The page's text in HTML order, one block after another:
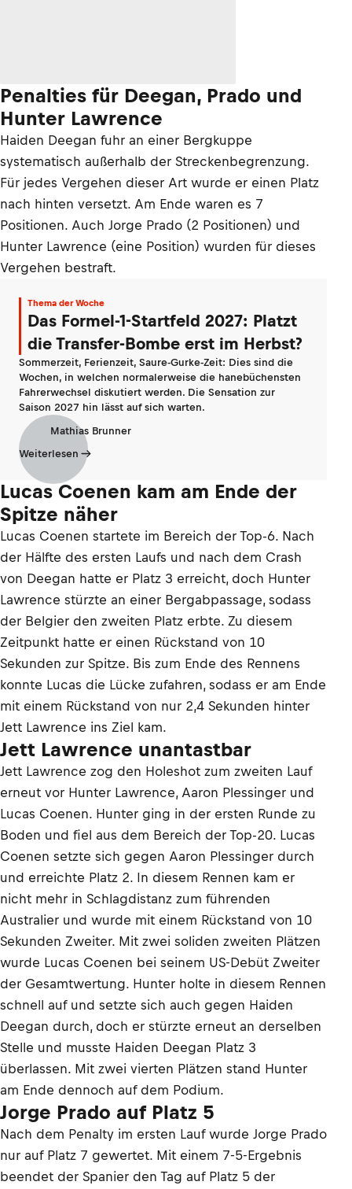
Penalties für Deegan, Prado und
Hunter Lawrence
Haiden Deegan fuhr an einer Bergkuppe
systematisch außerhalb der Streckenbegrenzung.
Für jedes Vergehen dieser Art wurde er einen Platz
nach hinten versetzt. Am Ende waren es 7
Positionen. Auch Jorge Prado (2 Positionen) und
Hunter Lawrence (eine Position) wurden für dieses
Vergehen bestraft.
Thema der Woche
Das Formel-1-Startfeld 2027: Platzt
die Transfer-Bombe erst im Herbst?
Sommerzeit, Ferienzeit, Saure-Gurke-Zeit: Dies sind die
Wochen, in welchen normalerweise die hanebüchensten
Fahrerwechsel diskutiert werden. Die Sensation zur
Saison 2027 hin lässt auf sich warten.
Mathias Brunner
Weiterlesen
Lucas Coenen kam am Ende der
Spitze näher
Lucas Coenen startete im Bereich der Top-6. Nach
der Hälfte des ersten Laufs und nach dem Crash
von Deegan hatte er Platz 3 erreicht, doch Hunter
Lawrence stürzte an einer Bergabpassage, sodass
der Belgier den zweiten Platz erbte. Zu diesem
Zeitpunkt hatte er einen Rückstand von 10
Sekunden zur Spitze. Bis zum Ende des Rennens
konnte Lucas die Lücke zufahren, sodass er am Ende
mit einem Rückstand von nur 2,4 Sekunden hinter
Jett Lawrence ins Ziel kam.
Jett Lawrence unantastbar
Jett Lawrence zog den Holeshot zum zweiten Lauf
erneut vor Hunter Lawrence, Aaron Plessinger und
Lucas Coenen. Hunter ging in der ersten Runde zu
Boden und fiel aus dem Bereich der Top-20. Lucas
Coenen setzte sich gegen Aaron Plessinger durch
und erreichte Platz 2. In diesem Rennen kam er
nicht mehr in Schlagdistanz zum führenden
Australier und wurde mit einem Rückstand von 10
Sekunden Zweiter. Mit zwei soliden zweiten Plätzen
wurde Lucas Coenen bei seinem US-Debüt Zweiter
der Gesamtwertung. Hunter holte in diesem Rennen
schnell auf und setzte sich auch gegen Haiden
Deegan durch, doch er stürzte erneut an derselben
Stelle und musste Haiden Deegan Platz 3
überlassen. Mit zwei vierten Plätzen stand Hunter
am Ende dennoch auf dem Podium.
Jorge Prado auf Platz 5
Nach dem Penalty im ersten Lauf wurde Jorge Prado
nur auf Platz 7 gewertet. Mit einem 7-5-Ergebnis
beendet der Spanier den Tag auf Platz 5 der